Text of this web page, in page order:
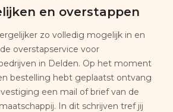
en overstappen
zo volledig mogelijk in en
overstapservice voor
in Delden. Op het moment
bestelling hebt geplaatst ontvang
een mail of brief van de
In dit schrijven tref jij